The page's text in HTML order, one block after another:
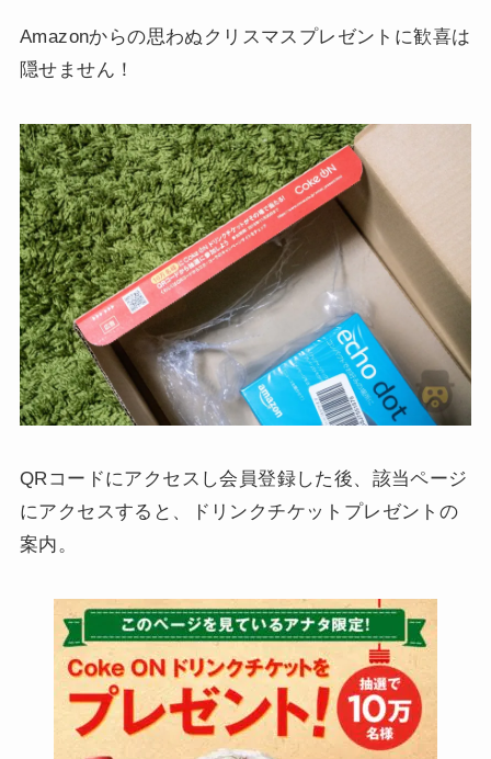
Amazonからの思わぬクリスマスプレゼントに歓喜は
隠せません！
QRコードにアクセスし会員登録した後、該当ページ
にアクセスすると、ドリンクチケットプレゼントの
案内。